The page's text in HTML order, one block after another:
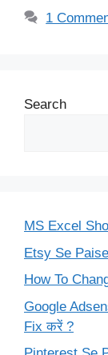
1
Search
MS Excel
Etsy Se
How To
Google
Fix करें ?